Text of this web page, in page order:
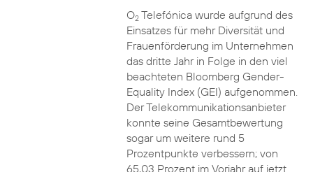
O2Telefónica wurde aufgrund des
Einsatzes für mehr Diversität und
Frauenförderung im Unternehmen
das dritte Jahr in Folge in den viel
beachteten Bloomberg Gender-
Equality Index (GEI) aufgenommen.
Der Telekommunikationsanbieter
konnte seine Gesamtbewertung
sogar um weitere rund 5
Prozentpunkte verbessern; von
65,03 Prozent im Vorjahr auf jetzt